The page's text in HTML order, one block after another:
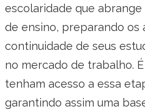
escolaridade que
de ensino, preparando os
continuidade de seus
no mercado de trabalho.
tenham acesso a essa
garantindo assim uma